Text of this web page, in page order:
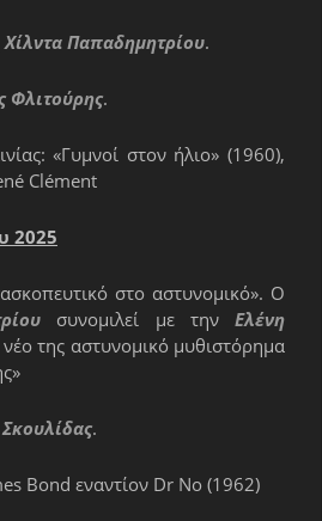
Χίλντα Παπαδημητρίου.
Φλιτούρης.
«Γυμνοί στον ήλιο» (1960),
Clément
2025
στο αστυνομικό». Ο
συνομιλεί με τηνΕλένη
της αστυνομικό μυθιστόρημα
.
Bond εναντίον Dr No (1962)